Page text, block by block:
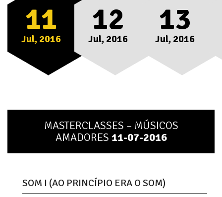
11
Jul, 2016
12
Jul, 2016
13
Jul, 2016
MASTERCLASSES – MÚSICOS
AMADORES 11-07-2016
SOM I (AO PRINCÍPIO ERA O SOM)